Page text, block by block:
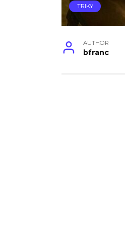
TRIKY
AUTHOR
bfranc